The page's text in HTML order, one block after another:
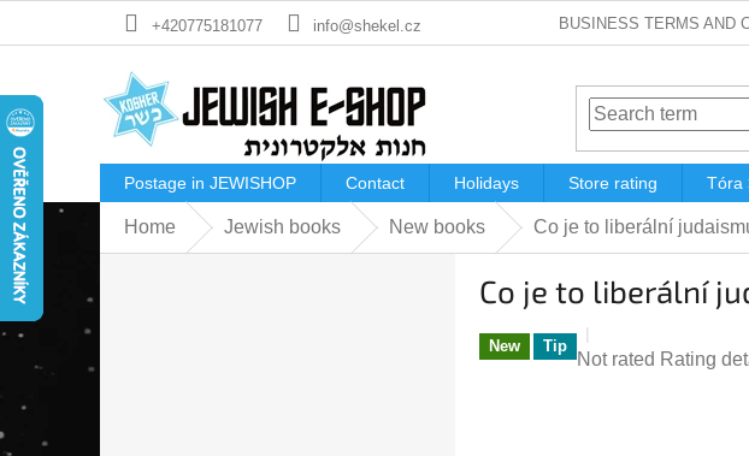
+420775181077 info@shekel.cz BUSINESS TERMS AND
Postage in JEWISHOP Contact Holidays Store rating Tóra
Home Jewish books New books Co je to liberální
Co je to liberální
New Tip
The
Not rated Rating